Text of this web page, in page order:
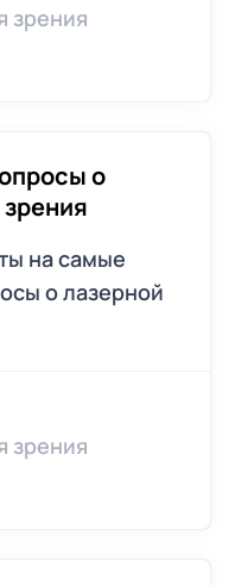
зрения
о
на самые
о лазерной
зрения